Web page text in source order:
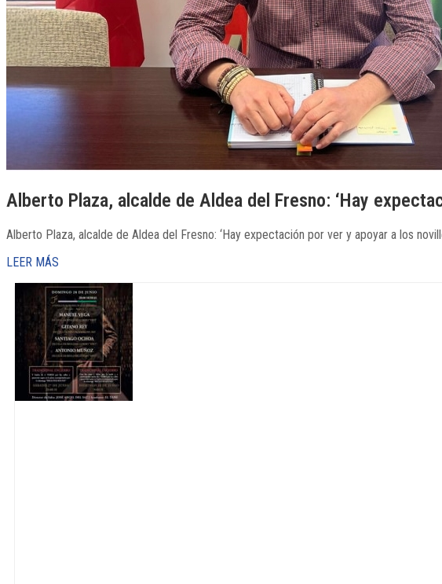
Alberto Plaza, alcalde de Aldea del Fresno: ‘Hay
Alberto Plaza, alcalde de Aldea del Fresno: ‘Hay expectación por ver y apoyar a los
LEER MÁS